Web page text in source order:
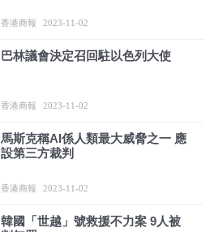
香港商報 2023-11-02
巴林議會決定召回駐以色列大使
香港商報 2023-11-02
馬斯克稱AI係人類最大威脅之一 應
設第三方裁判
香港商報 2023-11-02
韓國「世越」號救援不力案 9人被